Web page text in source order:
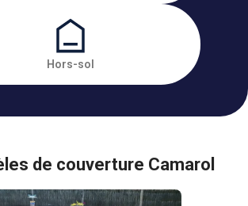
Hors-sol
de couverture Camarol